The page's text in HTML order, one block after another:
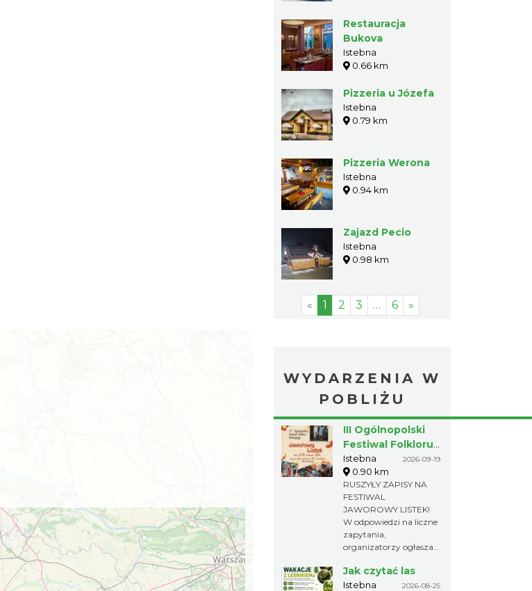
Restauracja
Bukova
Istebna
0.66 km
Pizzeria u Józefa
Istebna
0.79 km
Pizzeria Werona
Istebna
0.94 km
Zajazd Pecio
Istebna
0.98 km
« 1 2 3 … 6 »
WYDARZENIA W
POBLIŻU
III Ogólnopolski
Festiwal Folkloru
Dziecięcego „
Jaworowy Listek”
Istebna 2026-09-19
0.90 km
RUSZYŁY ZAPISY NA
FESTIWAL
JAWOROWY LISTEK!
W odpowiedzi na liczne
zapytania,
organizatorzy ogłaszają
III edycję
Ogólnopolskiego
Jak czytać las
Istebna 2026-08-25